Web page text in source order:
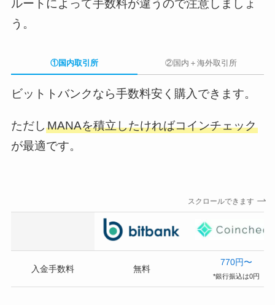
ルートによって手数料が違うので注意しましょ
う。
①国内取引所 ②国内＋海外取引所
ビットトバンクなら手数料安く購入できます。
ただし MANAを積立したければコインチェック
が最適です。
スクロールできます
入金手数料 無料
770円〜
*銀行振込は0円